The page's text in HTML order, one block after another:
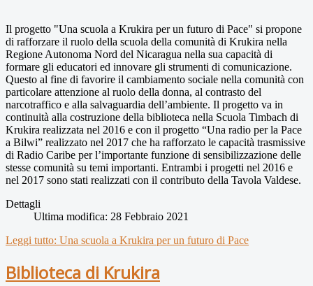
Il progetto "Una scuola a Krukira per un futuro di Pace" si propone
di rafforzare il ruolo della scuola della comunità di Krukira nella
Regione Autonoma Nord del Nicaragua nella sua capacità di
formare gli educatori ed innovare gli strumenti di comunicazione.
Questo al fine di favorire il cambiamento sociale nella comunità con
particolare attenzione al ruolo della donna, al contrasto del
narcotraffico e alla salvaguardia dell’ambiente. Il progetto va in
continuità alla costruzione della biblioteca nella Scuola Timbach di
Krukira realizzata nel 2016 e con il progetto “Una radio per la Pace
a Bilwi” realizzato nel 2017 che ha rafforzato le capacità trasmissive
di Radio Caribe per l’importante funzione di sensibilizzazione delle
stesse comunità su temi importanti. Entrambi i progetti nel 2016 e
nel 2017 sono stati realizzati con il contributo della Tavola Valdese.
Dettagli
Ultima modifica: 28 Febbraio 2021
Leggi tutto: Una scuola a Krukira per un futuro di Pace
Biblioteca di Krukira